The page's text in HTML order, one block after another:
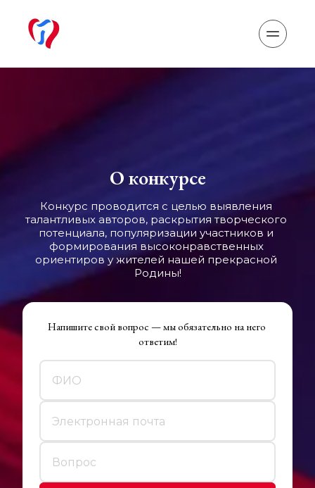
О конкурсе
Конкурс проводится с целью выявления
талантливых авторов, раскрытия творческого
потенциала, популяризации участников и
формирования высоконравственных
ориентиров у жителей нашей прекрасной
Родины!
Напишите свой вопрос — мы обязательно на него
ответим!